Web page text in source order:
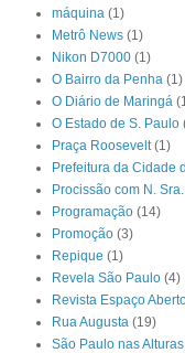
máquina (1)
Metrô News (1)
Nikon D7000 (1)
O Bairro da Penha (1)
O Diário de Maringá
O Estado de S. Paulo
Praça Roosevelt (1)
Prefeitura da Cidade
Procissão com N.
Programação (14)
Promoção (3)
Repique (1)
Revela São Paulo (4)
Revista Espaço
Rua Augusta (19)
São Paulo nas Alturas